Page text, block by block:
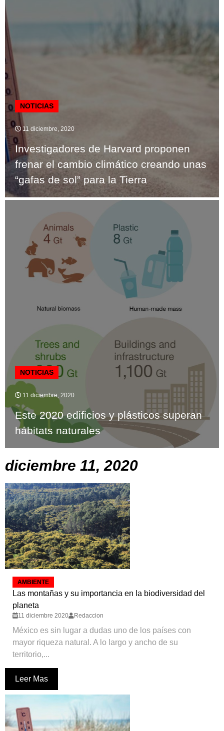
NOTICIAS
11 diciembre, 2020
Investigadores de Harvard proponen
frenar el cambio climático creando unas
“gafas de sol” para la Tierra
NOTICIAS
11 diciembre, 2020
Este 2020 edificios y plásticos superan
hábitats naturales
diciembre 11, 2020
AMBIENTE
Las montañas y su importancia en la biodiversidad del
planeta
11 diciembre 2020 Redaccion
México es sin lugar a dudas uno de los países con
mayor riqueza natural. A lo largo y ancho de su
territorio,...
Leer Mas